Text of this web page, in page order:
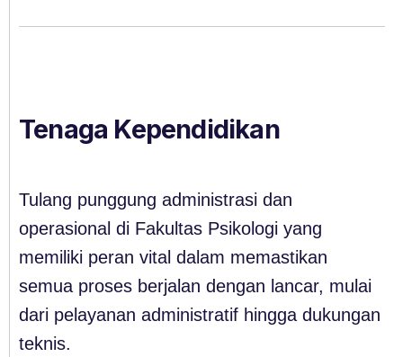
Tenaga Kependidikan
Tulang punggung administrasi dan
operasional di Fakultas Psikologi yang
memiliki peran vital dalam memastikan
semua proses berjalan dengan lancar, mulai
dari pelayanan administratif hingga dukungan
teknis.